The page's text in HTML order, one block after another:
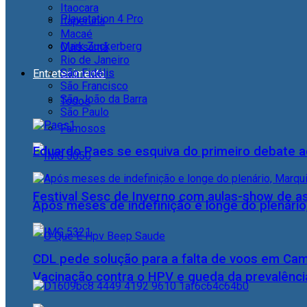
Playstation 4 Pro
Mark Zuckerberg
Entretenimento
Todos
Famosos
Festival Sesc de Inverno com aulas-show de
Vacinação contra o HPV e queda da
Itaocara
Itaperuna
Macaé
Quissamã
Rio de Janeiro
São Fidélis
São Francisco
São João da Barra
São Paulo
Eduardo Paes se esquiva do primeiro debate
Após meses de indefinição e longe do
CDL pede solução para a falta de voos em